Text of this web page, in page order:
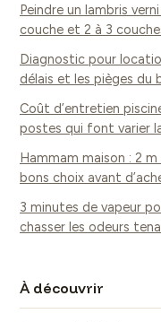
Peindre un lambris
couche et 2 à 3
Diagnostic pour
délais et les pièges du
Coût d’entretien
postes qui font varier
Hammam maison : 2
bons choix avant
3 minutes de vapeur
chasser les odeurs
À découvrir